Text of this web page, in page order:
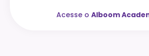
Acesse o Alboom